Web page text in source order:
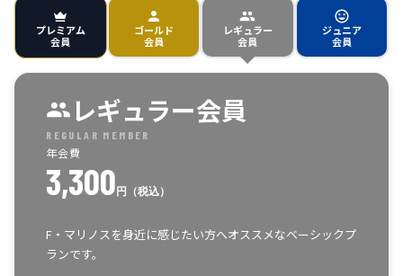
プレミアム
会員
ゴールド
会員
レギュラー
会員
ジュニア
会員
レギュラー会員
REGULAR MEMBER
年会費
3,300円（税込）
F・マリノスを身近に感じたい方へオススメなベーシックプ
ランです。